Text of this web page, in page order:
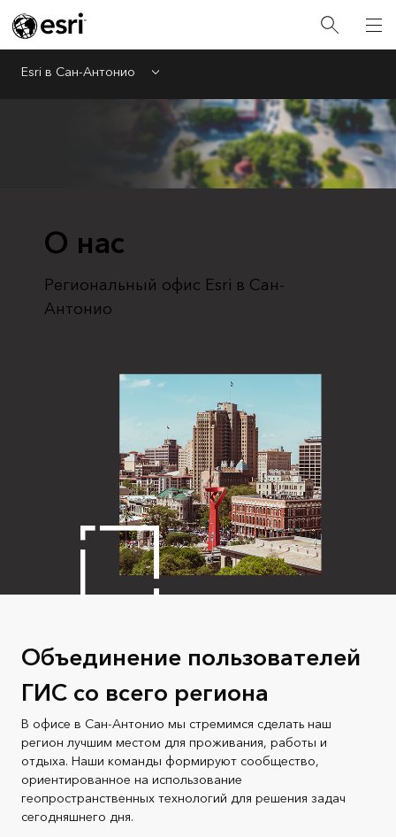
Esri в Сан-Антонио Menu
О нас
Региональный офис Esri в Сан-
Антонио
Объединение пользователей
ГИС со всего региона
В офисе в Сан-Антонио мы стремимся сделать наш
регион лучшим местом для проживания, работы и
отдыха. Наши команды формируют сообщество,
ориентированное на использование
геопространственных технологий для решения задач
сегодняшнего дня.